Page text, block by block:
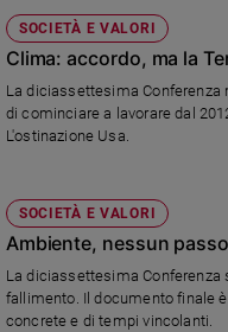
Chiesa
Fede
e
spiritualità
Devozione
Parola
del
SOCIETÀ E VALORI
Clima: accordo, ma la
La diciassettesima Conferenza mondiale a Durban, in
di cominciare a lavorare dal
L'ostinazione Usa.
SOCIETÀ E VALORI
Ambiente, nessun
La diciassettesima
fallimento. Il documento finale
concrete e di tempi vincolanti.